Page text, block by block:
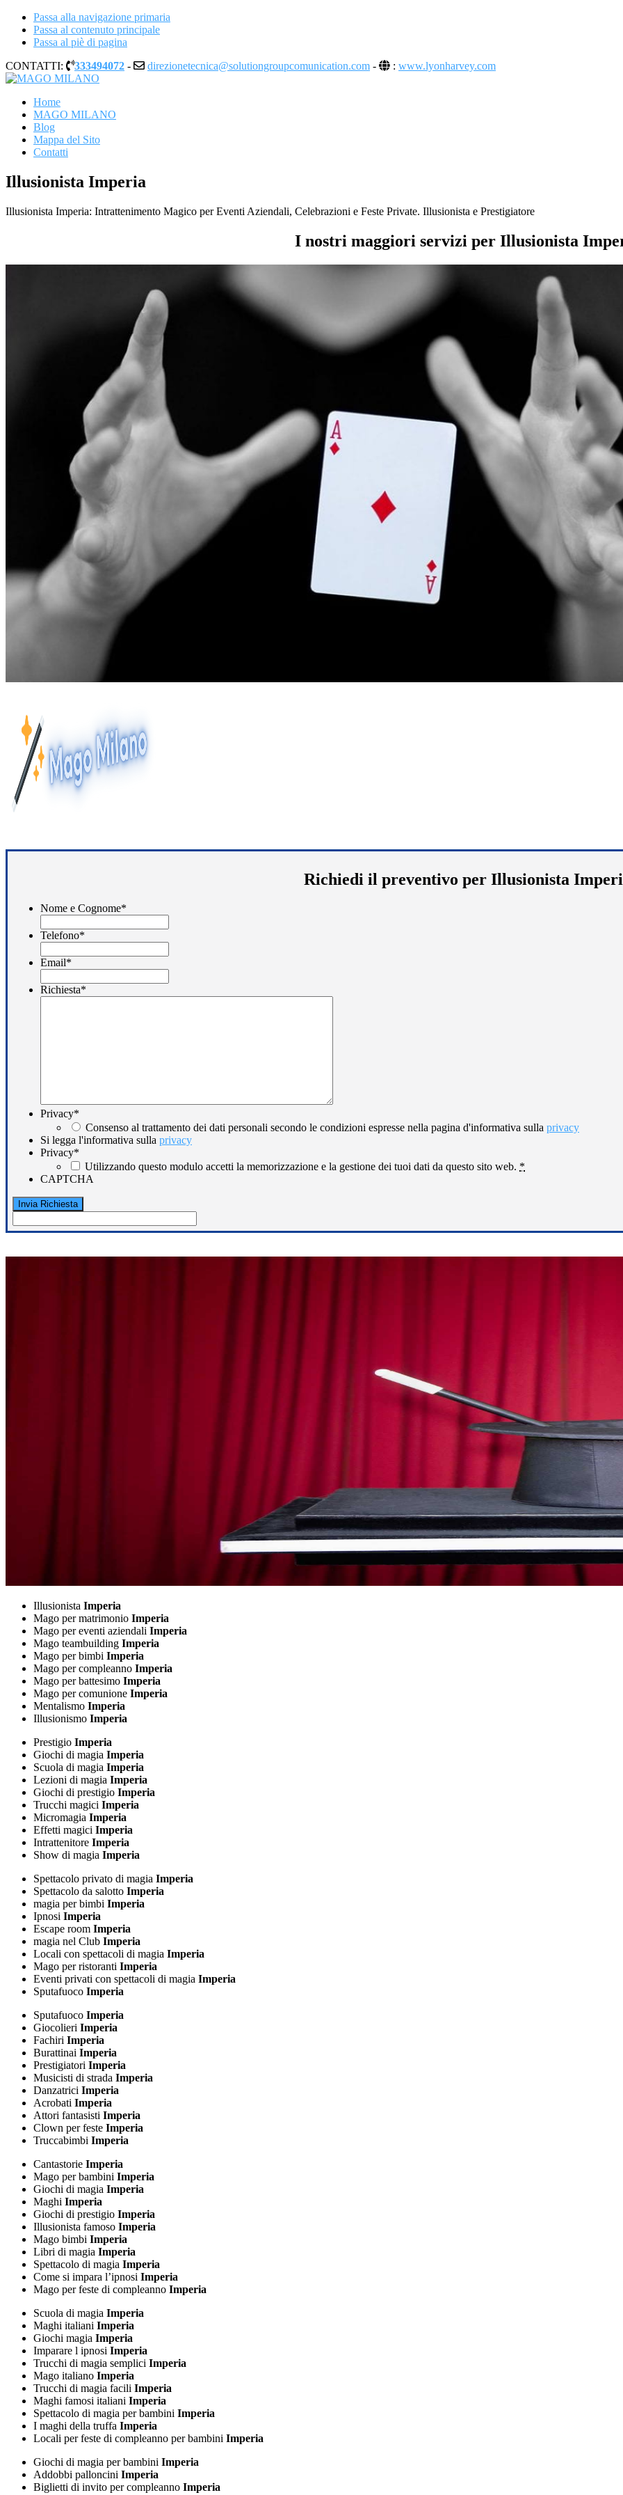
Passa alla navigazione primaria
Passa al contenuto principale
Passa al piè di pagina
CONTATTI:
333494072 - direzionetecnica@solutiongroupcomunication.com - : www.lyonharvey.com
MAGO MILANO
Illusionista a Milano
Home
MAGO MILANO
Blog
Mappa del Sito
Contatti
Illusionista Imperia
Illusionista Imperia: Intrattenimento Magico per Eventi Aziendali, Celebrazioni e Feste Private. Illusionista e Prestigiatore
I nostri maggiori servizi per Illusionista
Richiedi il preventivo per Illusionista
Nome e Cognome*
Telefono*
Email*
Richiesta*
Privacy*
Consenso al trattamento dei dati personali secondo le condizioni espresse nella pagina d'informativa sulla privacy
Si legga l'informativa sulla privacy
Privacy*
Utilizzando questo modulo accetti la memorizzazione e la gestione dei tuoi dati da questo sito web. *
CAPTCHA
Illusionista Imperia
Mago per matrimonio Imperia
Mago per eventi aziendali Imperia
Mago teambuilding Imperia
Mago per bimbi Imperia
Mago per compleanno Imperia
Mago per battesimo Imperia
Mago per comunione Imperia
Mentalismo Imperia
Illusionismo Imperia
Prestigio Imperia
Giochi di magia Imperia
Scuola di magia Imperia
Lezioni di magia Imperia
Giochi di prestigio Imperia
Trucchi magici Imperia
Micromagia Imperia
Effetti magici Imperia
Intrattenitore Imperia
Show di magia Imperia
Spettacolo privato di magia Imperia
Spettacolo da salotto Imperia
magia per bimbi Imperia
Ipnosi Imperia
Escape room Imperia
magia nel Club Imperia
Locali con spettacoli di magia Imperia
Mago per ristoranti Imperia
Eventi privati con spettacoli di magia Imperia
Sputafuoco Imperia
Sputafuoco Imperia
Giocolieri Imperia
Fachiri Imperia
Burattinai Imperia
Prestigiatori Imperia
Musicisti di strada Imperia
Danzatrici Imperia
Acrobati Imperia
Attori fantasisti Imperia
Clown per feste Imperia
Truccabimbi Imperia
Cantastorie Imperia
Mago per bambini Imperia
Giochi di magia Imperia
Maghi Imperia
Giochi di prestigio Imperia
Illusionista famoso Imperia
Mago bimbi Imperia
Libri di magia Imperia
Spettacolo di magia Imperia
Come si impara l’ipnosi Imperia
Mago per feste di compleanno Imperia
Scuola di magia Imperia
Maghi italiani Imperia
Giochi magia Imperia
Imparare l ipnosi Imperia
Trucchi di magia semplici Imperia
Mago italiano Imperia
Trucchi di magia facili Imperia
Maghi famosi italiani Imperia
Spettacolo di magia per bambini Imperia
I maghi della truffa Imperia
Locali per feste di compleanno per bambini Imperia
Giochi di magia per bambini Imperia
Addobbi palloncini Imperia
Biglietti di invito per compleanno Imperia